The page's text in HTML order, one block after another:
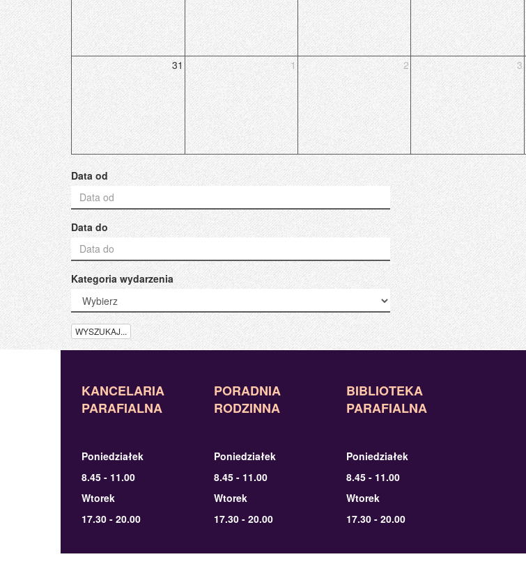
31 1 2 3
Data od
Data do
Kategoria wydarzenia
WYSZUKAJ...
KANCELARIA
PARAFIALNA
Poniedziałek
8.45 - 11.00
Wtorek
17.30 - 20.00
PORADNIA
RODZINNA
Poniedziałek
8.45 - 11.00
Wtorek
17.30 - 20.00
BIBLIOTEKA
PARAFIALNA
Poniedziałek
8.45 - 11.00
Wtorek
17.30 - 20.00